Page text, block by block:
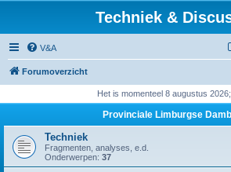
Techniek &
V&A
Forumoverzicht
Het is momenteel 8 augustus
Provinciale Limburgse
Techniek
Fragmenten, analyses, e.d.
Onderwerpen: 37